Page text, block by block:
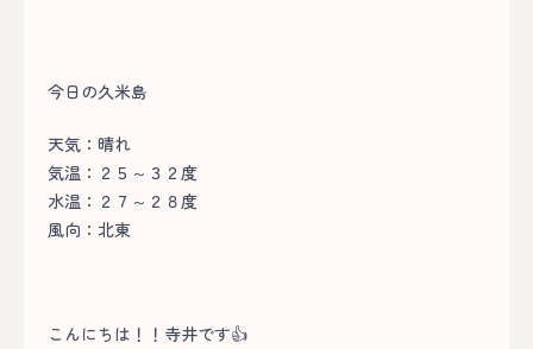
今日の久米島
天気：晴れ
気温：２５～３２度
水温：２７～２８度
風向：北東
こんにちは！！寺井です👍